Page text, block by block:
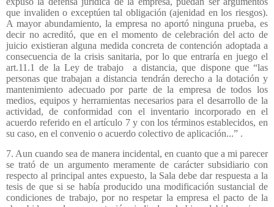
que invaliden o exceptúen tal obligación (ajenidad en los riesgos).
A mayor abundamiento, la empresa no aportó ninguna prueba, es
decir no acreditó, que en el momento de celebración del acto de
juicio existieran alguna medida concreta de contención adoptada a
consecuencia de la crisis sanitaria, por lo que entraría en juego el
art.11.1 de la Ley de trabajo
a distancia, que dispone que “las
personas que trabajan a distancia tendrán derecho a la dotación y
mantenimiento adecuado por parte de la empresa de todos los
medios, equipos y herramientas necesarios para el desarrollo de la
actividad, de conformidad con el inventario incorporado en el
acuerdo referido en el artículo 7 y con los términos establecidos, en
su caso, en el convenio o acuerdo colectivo de aplicación...” .
7. Aun cuando sea de manera incidental, en cuanto que a mi parecer
se trató de un argumento meramente de carácter subsidiario con
respecto al principal antes expuesto, la Sala debe dar respuesta a la
tesis de que si se había producido una modificación sustancial de
condiciones de trabajo, por no respetar la empresa el pacto de la